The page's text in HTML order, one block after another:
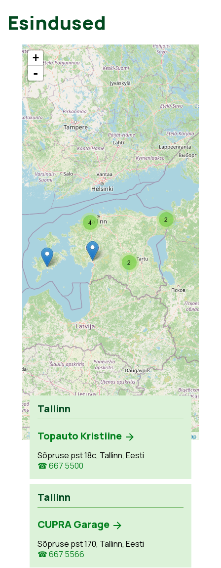
Esindused
2
2
4
+
-
Leaflet OpenStreetMap
Tallinn
Topauto Kristiine
Sõpruse pst 18c, Tallinn, Eesti
☎ 667 5500
Tallinn
CUPRA Garage
Sõpruse pst 170, Tallinn, Eesti
☎ 667 5566